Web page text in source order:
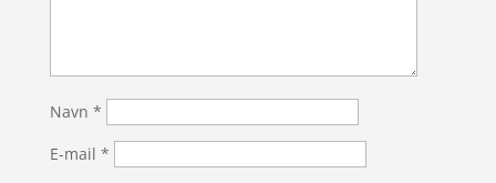
Navn *
E-mail *